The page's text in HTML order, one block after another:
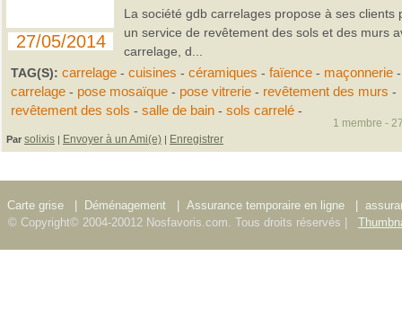
27/05/2014
La société gdb carrelages propose à ses clients
un service de revêtement des sols et des murs
carrelage, d...
TAG(S): carrelage - cuisines - céramiques - faïence - maçonnerie
carrelage - pose mosaïque - pose vitrerie - revêtement des murs -
revêtement des sols - salle de bain - sols carrelé -
Par solixis | Envoyer à un Ami(e) | Enregistrer
1 membre -
Carte grise Déménagement Assurance temporaire en ligne
© Copyright© 2004-20012 Nosfavoris.com. Tous droits réservés |